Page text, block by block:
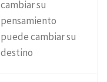
cambiar su
pensamiento
puede cambiar su
destino